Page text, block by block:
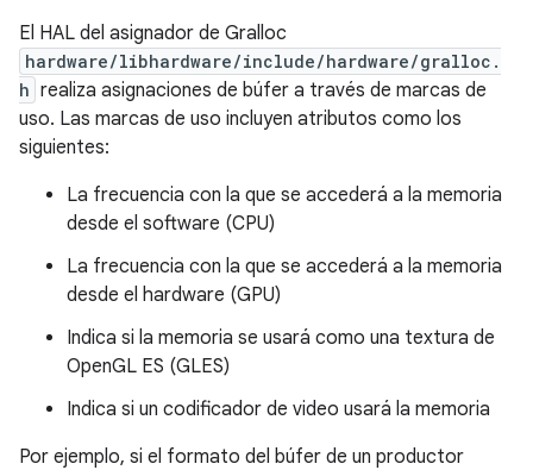
El HAL del asignador de Gralloc
hardware/libhardware/include/hardware/gralloc.
h realiza asignaciones de búfer a través de marcas de
uso. Las marcas de uso incluyen atributos como los
siguientes:
La frecuencia con la que se accederá a la memoria
desde el software (CPU)
La frecuencia con la que se accederá a la memoria
desde el hardware (GPU)
Indica si la memoria se usará como una textura de
OpenGL ES (GLES)
Indica si un codificador de video usará la memoria
Por ejemplo, si el formato del búfer de un productor